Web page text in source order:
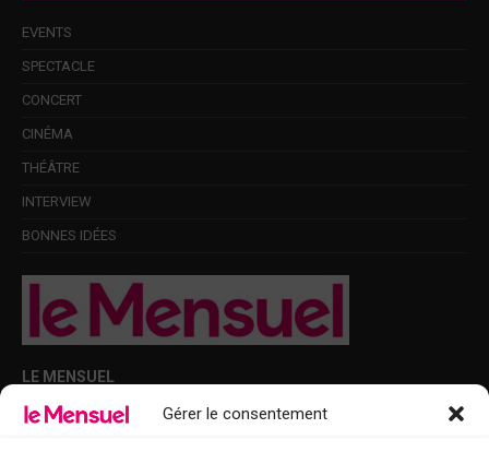
Gérer le consentement
EVENTS
SPECTACLE
CONCERT
CINÉMA
THÉÂTRE
INTERVIEW
BONNES IDÉES
LE MENSUEL
Points de diffusion Var et Alpes-Maritimes : oû trouver Le Mensuel ?